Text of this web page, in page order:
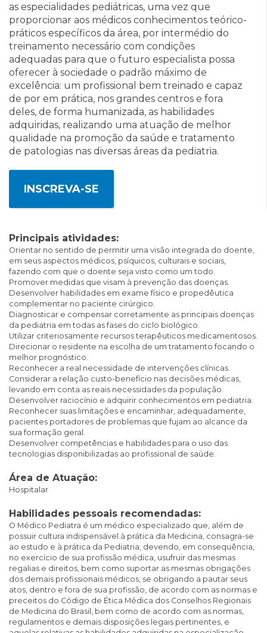
as especialidades pediátricas, uma vez que
proporcionar aos médicos conhecimentos teórico-
práticos específicos da área, por intermédio do
treinamento necessário com condições
adequadas para que o futuro especialista possa
oferecer à sociedade o padrão máximo de
excelência: um profissional bem treinado e capaz
de por em prática, nos grandes centros e fora
deles, de forma humanizada, as habilidades
adquiridas, realizando uma atuação de melhor
qualidade na promoção da saúde e tratamento
de patologias nas diversas áreas da pediatria.
INSCREVA-SE
Principais atividades:
Orientar no sentido de permitir uma visão integrada do doente,
em seus aspectos médicos, psíquicos, culturais e sociais,
fazendo com que o doente seja visto como um todo.
Promover medidas que visam à prevenção das doenças.
Desenvolver habilidades em exame físico e propedêutica
complementar no paciente cirúrgico.
Diagnosticar e compensar corretamente as principais doenças
da pediatria em todas as fases do ciclo biológico.
Utilizar criteriosamente recursos terapêuticos medicamentosos.
Direcionar o residente na escolha de um tratamento focando o
melhor prognóstico.
Reconhecer a real necessidade de intervenções clínicas.
Considerar a relação custo-benefício nas decisões médicas,
levando em conta as reais necessidades da população.
Desenvolver raciocínio e adquirir conhecimentos em pediatria.
Reconhecer suas limitações e encaminhar, adequadamente,
pacientes portadores de problemas que fujam ao alcance da
sua formação geral.
Desenvolver competências e habilidades para o uso das
tecnologias disponibilizadas ao profissional de saúde.
Área de Atuação:
Hospitalar
Habilidades pessoais recomendadas:
O Médico Pediatra é um médico especializado que, além de
possuir cultura indispensável à prática da Medicina, consagra-se
ao estudo e à prática da Pediatria, devendo, em consequência,
no exercício de sua profissão médica, usufruir das mesmas
regalias e direitos, bem como suportar as mesmas obrigações
dos demais profissionais médicos, se obrigando a pautar seus
atos, dentro e fora de sua profissão, de acordo com as normas e
preceitos do Código de Ética Médica dos Conselhos Regionais
de Medicina do Brasil, bem como de acordo com as normas,
regulamentos e demais disposições legais pertinentes, e